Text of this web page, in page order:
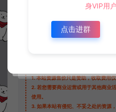
1.本站资源售价只是赞助，收取费用
2. 若您需要商业运营或用于其他商业
使用。
3. 如果本站有侵犯、不妥之处的资源
身VIP用
点击进群